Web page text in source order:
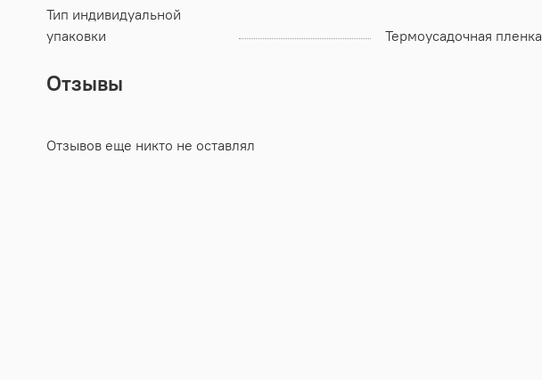
Тип индивидуальной
упаковки
Термоусадочная пленка
Отзывы
Отзывов еще никто не оставлял